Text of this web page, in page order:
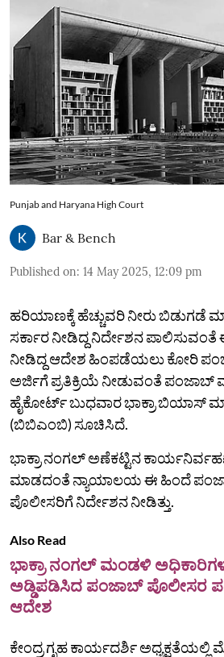
Punjab and Haryana High Court
Bar & Bench
Published on: 14 May 2025, 12:09 pm
ಹರಿಯಾಣಕ್ಕೆ ಹೆಚ್ಚುವರಿ ನೀರು ಬಿಡುಗಡೆ
ಸರ್ಕಾರ ನೀಡಿದ್ದ ನಿರ್ದೇಶನ
ನೀಡಿದ್ದ ಆದೇಶ ಹಿಂಪಡೆಯಲು ಕೋರಿ
ಅರ್ಜಿಗೆ ಪ್ರತಿಕ್ರಿಯೆ ನೀಡುವಂತೆ ಪಂಜಾಬ್
ಹೈಕೋರ್ಟ್ ಬುಧವಾರ ಭಾಕ್ರಾ ಬಿಯಾಸ್
(ಬಿಬಿಎಂಬಿ) ಸೂಚಿಸಿದೆ.
ಭಾಕ್ರಾ ನಂಗಲ್ ಅಣೆಕಟ್ಟಿನ
ಮಾಡದಂತೆ ನ್ಯಾಯಾಲಯ ಈ ಹಿಂದೆ
ಪೊಲೀಸರಿಗೆ ನಿರ್ದೇಶನ ನೀಡಿತ್ತು.
Also Read
ಭಾಕ್ರಾ ನಂಗಲ್ ಮಂಡಳಿ ಅಧಿಕಾರಿಗಳ
ಅಡ್ಡಿಪಡಿಸಿದ ಪಂಜಾಬ್ ಪೊಲೀಸರ
ಆದೇಶ
ಕೇಂದ್ರ ಗೃಹ ಕಾರ್ಯದರ್ಶಿ ಅಧ್ಯಕ್ಷತೆಯಲ್ಲಿ